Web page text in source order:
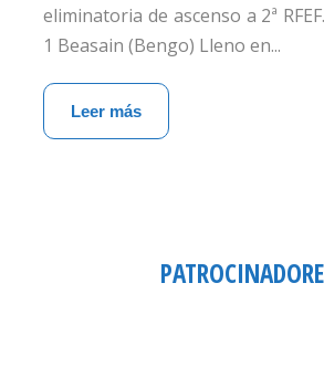
eliminatoria de ascenso a 2ª
1 Beasain (Bengo) Lleno en...
Leer más